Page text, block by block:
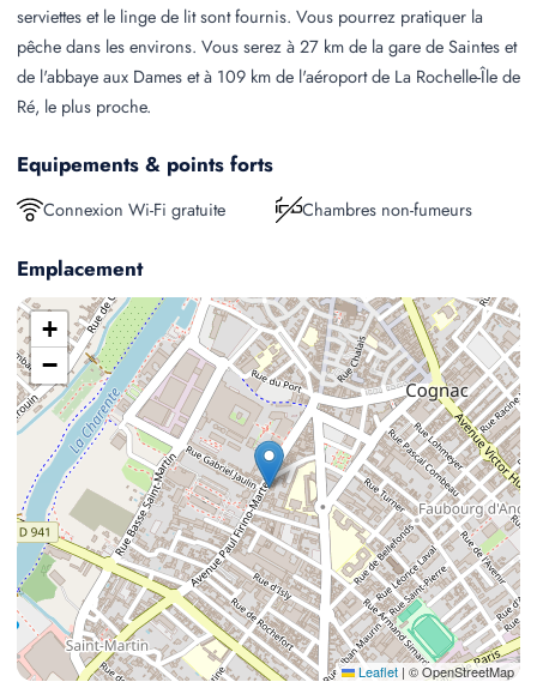
serviettes et le linge de lit sont fournis. Vous pourrez pratiquer la
pêche dans les environs. Vous serez à 27 km de la gare de Saintes et
de l'abbaye aux Dames et à 109 km de l'aéroport de La Rochelle-Île de
Ré, le plus proche.
Equipements & points forts
Connexion Wi-Fi gratuite Chambres non-fumeurs
Emplacement
+
−
Leaflet | © OpenStreetMap